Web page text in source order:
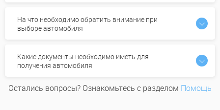
На что необходимо обратить внимание при
выборе автомобиля
Какие документы необходимо иметь для
получения автомобиля
Остались вопросы? Ознакомьтесь с разделом Помощь